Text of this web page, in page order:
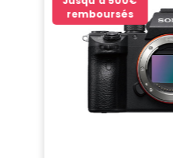
remboursés